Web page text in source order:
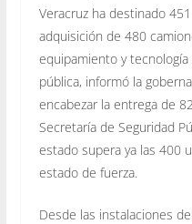
Veracruz ha destinado
adquisición de 480
equipamiento y
pública, informó la
encabezar la entrega de
Secretaría de Seguridad
estado supera ya las 400
estado de fuerza.
Desde las instalaciones